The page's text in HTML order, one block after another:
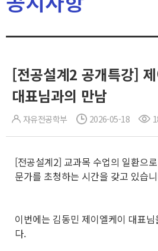
[전공설계2 공개특강]
대표님과의 만남
자유전공학부 2026-05-18
[전공설계2] 교과목 수업의 일환으
문가를 초청하는 시간을 갖고 있습
이번에는 김동민 제이엘케이 대표
다.